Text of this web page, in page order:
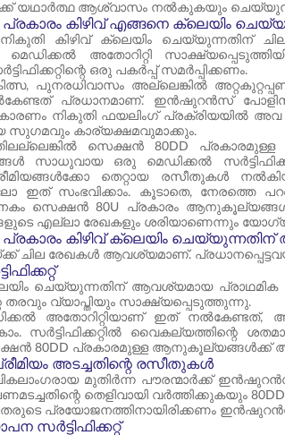
യഥാർത്ഥ ആശ്വാസം നൽകുകയും
കിഴിവ് എങ്ങനെ ക്ലെയിം
നികുതി കിഴിവ് ക്ലെയിം
അതോറിറ്റി
ഒരു പകർപ്പ് സമർപ്പിക്കണം.
പുനരധിവാസം അല്ലെങ്കിൽ
പ്രധാനമാണ്. ഇൻഷുറൻസ്
നികുതി ഫയലിംഗ് പ്രക്രിയയിൽ
സുഗമവും കാര്യക്ഷമവുമാക്കും.
സെക്ഷൻ 80DD പ്രകാരമുള്ള
സാധുവായ ഒരു മെഡിക്കൽ
തെറ്റായ രസീതുകൾ
ഇത് സംഭവിക്കാം. കൂടാതെ,
സെക്ഷൻ 80U പ്രകാരം ആനുകൂല്യങ്ങൾ
എല്ലാ രേഖകളും ശരിയാണെന്നും
പ്രകാരം കിഴിവ് ക്ലെയിം
ചില രേഖകൾ ആവശ്യമാണ്.
ചെയ്യുന്നതിന് ആവശ്യമായ
വ്യാപ്തിയും സാക്ഷ്യപ്പെടുത്തുന്നു.
അതോറിറ്റിയാണ് ഇത് നൽകേണ്ടത്,
സർട്ടിഫിക്കറ്റിൽ വൈകല്യത്തിന്റെ
80DD പ്രകാരമുള്ള
അടച്ചതിന്റെ രസീതുകൾ
മുതിർന്ന പൗരന്മാർക്ക്
തെളിവായി വർത്തിക്കുകയും
പ്രയോജനത്തിനായിരിക്കണം
സർട്ടിഫിക്കറ്റ്